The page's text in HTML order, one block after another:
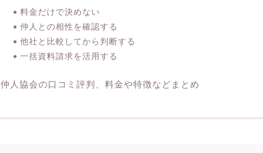
料金だけで決めない
仲人との相性を確認する
他社と比較してから判断する
一括資料請求を活用する
仲人協会の口コミ評判、料金や特徴などまとめ